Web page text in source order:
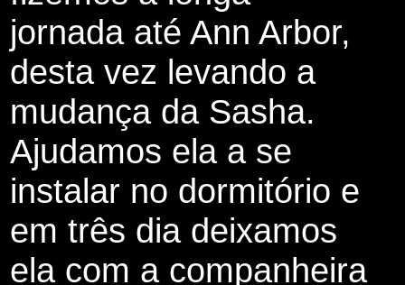
jornada até Ann Arbor,
desta vez levando a
mudança da Sasha.
Ajudamos ela a se
instalar no dormitório e
em três dia deixamos
ela com a companheira